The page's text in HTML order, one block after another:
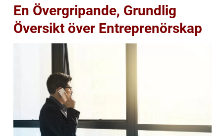
En Övergripande, Grundlig
Översikt över Entreprenörskap